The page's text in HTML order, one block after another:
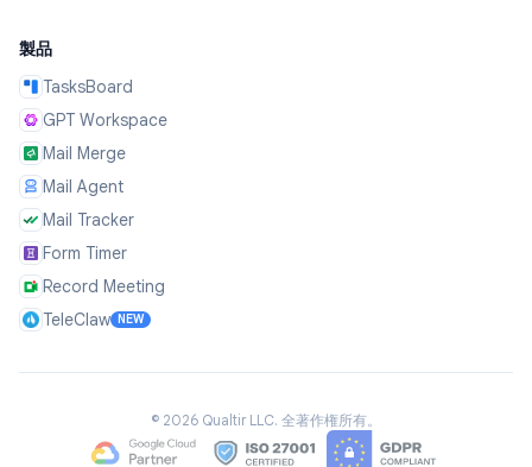
製品
TasksBoard
GPT Workspace
Mail Merge
Mail Agent
Mail Tracker
Form Timer
Record Meeting
TeleClaw NEW
© 2026 Qualtir LLC. 全著作権所有。